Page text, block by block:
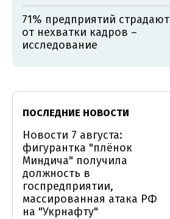
71% предприятий страдают
от нехватки кадров –
исследование
ПОСЛЕДНИЕ НОВОСТИ
Новости 7 августа:
фигурантка "плёнок
Миндича" получила
должность в
госпредприятии,
массированная атака РФ
на "Укрнафту"